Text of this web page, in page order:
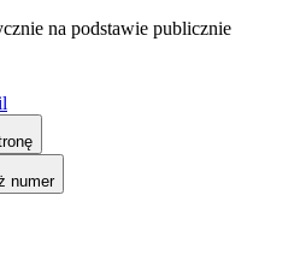
na podstawie publicznie
numer